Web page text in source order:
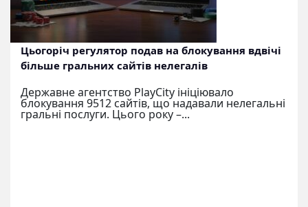
Цьогоріч регулятор подав на блокування вдвічі
більше гральних сайтів нелегалів
Державне агентство PlayCity ініціювало
блокування 9512 сайтів, що надавали нелегальні
гральні послуги. Цього року –...